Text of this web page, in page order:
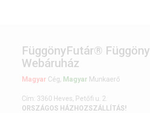
FüggönyFutár® Függöny
Webáruház
Magyar Cég, Magyar Munkaerő
Cím: 3360 Heves, Petőfi u. 2.
ORSZÁGOS HÁZHOZSZÁLLÍTÁS!